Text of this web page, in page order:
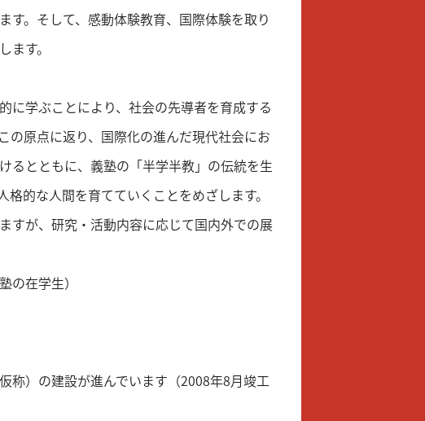
す。そして、感動体験教育、国際体験を取り
す。
に学ぶことにより、社会の先導者を育成する
の原点に返り、国際化の進んだ現代社会にお
るとともに、義塾の「半学半教」の伝統を生
的な人間を育てていくことをめざします。
すが、研究・活動内容に応じて国内外での展
在学生）
称）の建設が進んでいます（2008年8月竣工